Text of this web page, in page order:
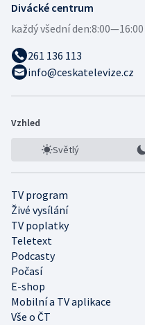
Divácké centrum
každý všední den:
261 136 113
info@ceskatelevize.cz
Vzhled
Světlý
TV program
Živé vysílání
TV poplatky
Teletext
Podcasty
Počasí
E-shop
Mobilní a TV aplikace
Vše o ČT